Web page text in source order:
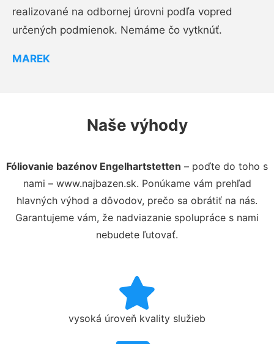
realizované na odbornej úrovni podľa vopred
určených podmienok. Nemáme čo vytknúť.
MAREK
Naše výhody
Fóliovanie bazénov Engelhartstetten – poďte do toho s
nami – www.najbazen.sk. Ponúkame vám prehľad
hlavných výhod a dôvodov, prečo sa obrátiť na nás.
Garantujeme vám, že nadviazanie spolupráce s nami
nebudete ľutovať.
vysoká úroveň kvality služieb